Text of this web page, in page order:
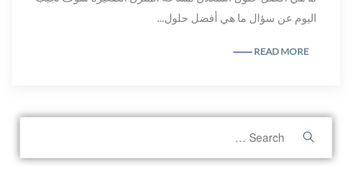
اليوم عن سؤال ما هي أفضل حلول...
READ MORE